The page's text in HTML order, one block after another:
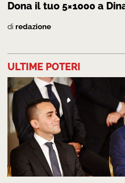
Dona il tuo 5×1000 a
di redazione
ULTIME POTERI